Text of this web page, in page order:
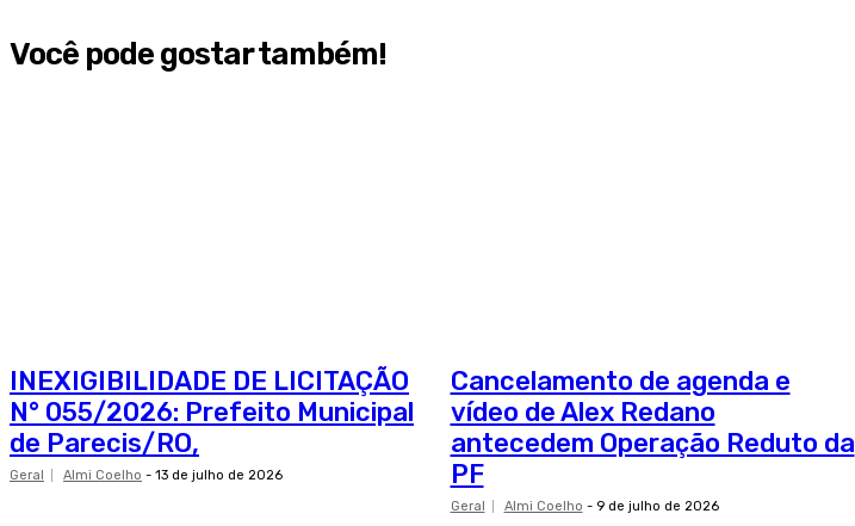
Você pode gostar também!
INEXIGIBILIDADE DE LICITAÇÃO
N° 055/2026: Prefeito Municipal
de Parecis/RO,
Geral Almi Coelho - 13 de julho de 2026
Cancelamento de agenda e
vídeo de Alex Redano
antecedem Operação Reduto da
PF
Geral Almi Coelho - 9 de julho de 2026